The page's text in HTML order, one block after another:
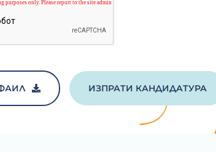
ИЗПРАТИ КАНДИДАТУРА